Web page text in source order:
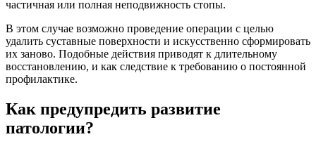
частичная или полная неподвижность стопы.
В этом случае возможно проведение операции с целью
удалить суставные поверхности и искусственно сформировать
их заново. Подобные действия приводят к длительному
восстановлению, и как следствие к требованию о постоянной
профилактике.
Как предупредить развитие
патологии?